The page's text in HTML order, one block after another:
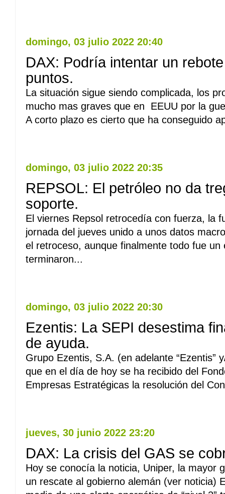
domingo, 03 julio 2022 20:40
DAX: Podría intentar un
puntos.
La situación sigue siendo complicada, los
mucho mas graves que en EEUU por la
A corto plazo es cierto que ha conseguido
domingo, 03 julio 2022 20:35
REPSOL: El petróleo no da
soporte.
El viernes Repsol retrocedía con fuerza, la
jornada del jueves unido a unos datos
el retroceso, aunque finalmente todo fue un
terminaron...
domingo, 03 julio 2022 20:30
Ezentis: La SEPI desestima
de ayuda.
Grupo Ezentis, S.A. (en adelante “Ezentis”
que en el día de hoy se ha recibido del
Empresas Estratégicas la resolución del
jueves, 30 junio 2022 23:20
DAX: La crisis del GAS se
Hoy se conocía la noticia, Uniper, la mayor
un rescate al gobierno alemán (ver noticia)